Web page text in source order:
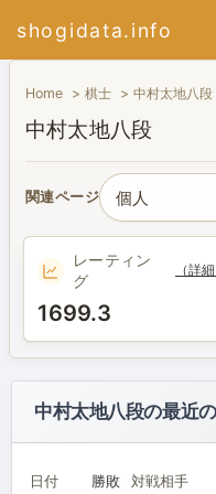
shogidata.info
Home 棋士 中村太地八段
中村太地八段
関連ページ
レーティン
グ
（詳細
1699.3
中村太地八段の最近
日付 勝敗 対戦相手